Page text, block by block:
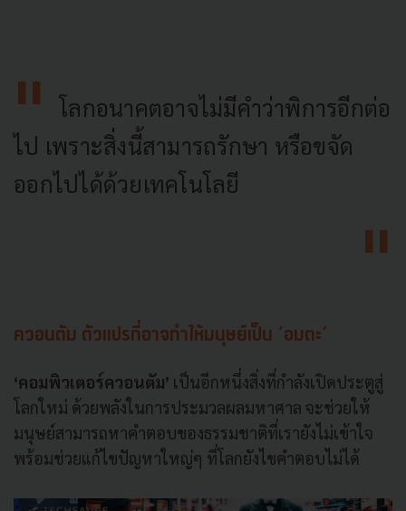
โลกอนาคตอาจไม่มีคำว่าพิการอีกต่อ
ไป เพราะสิ่งนี้สามารถรักษา หรือขจัด
ออกไปได้ด้วยเทคโนโลยี
ควอนตัม ตัวแปรที่อาจทำให้มนุษย์เป็น ‘อมตะ’
‘คอมพิวเตอร์ควอนตัม’ เป็นอีกหนึ่งสิ่งที่กำลังเปิดประตูสู่
โลกใหม่ ด้วยพลังในการประมวลผลมหาศาล จะช่วยให้
มนุษย์สามารถหาคำตอบของธรรมชาติที่เรายังไม่เข้าใจ
พร้อมช่วยแก้ไขปัญหาใหญ่ๆ ที่โลกยังไขคำตอบไม่ได้